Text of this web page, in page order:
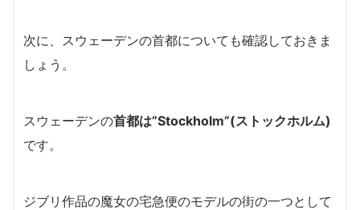
次に、スウェーデンの首都についても確認しておきま
しょう。
スウェーデンの首都は”Stockholm”(ストックホルム)
です。
ジブリ作品の魔女の宅急便のモデルの街の一つとして